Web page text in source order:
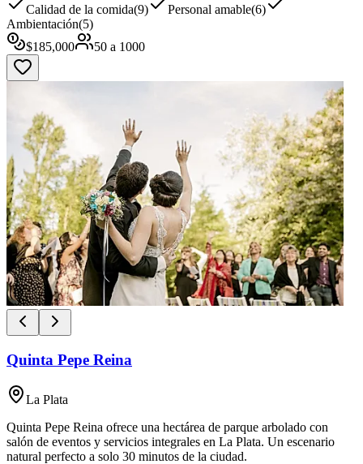
Calidad de la comida(9) Personal amable(6)
Ambientación(5)
$185,000 50 a 1000
Quinta Pepe Reina
La Plata
Quinta Pepe Reina ofrece una hectárea de parque arbolado con
salón de eventos y servicios integrales en La Plata. Un escenario
natural perfecto a solo 30 minutos de la ciudad.